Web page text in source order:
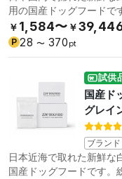
用の国産ドッグフードで
￥ 1,584〜 ￥
P 28 〜 370 pt
試供
国産ド
グレイ
ブランド
日本近海で取れた新鮮な
国産ドッグフードです。